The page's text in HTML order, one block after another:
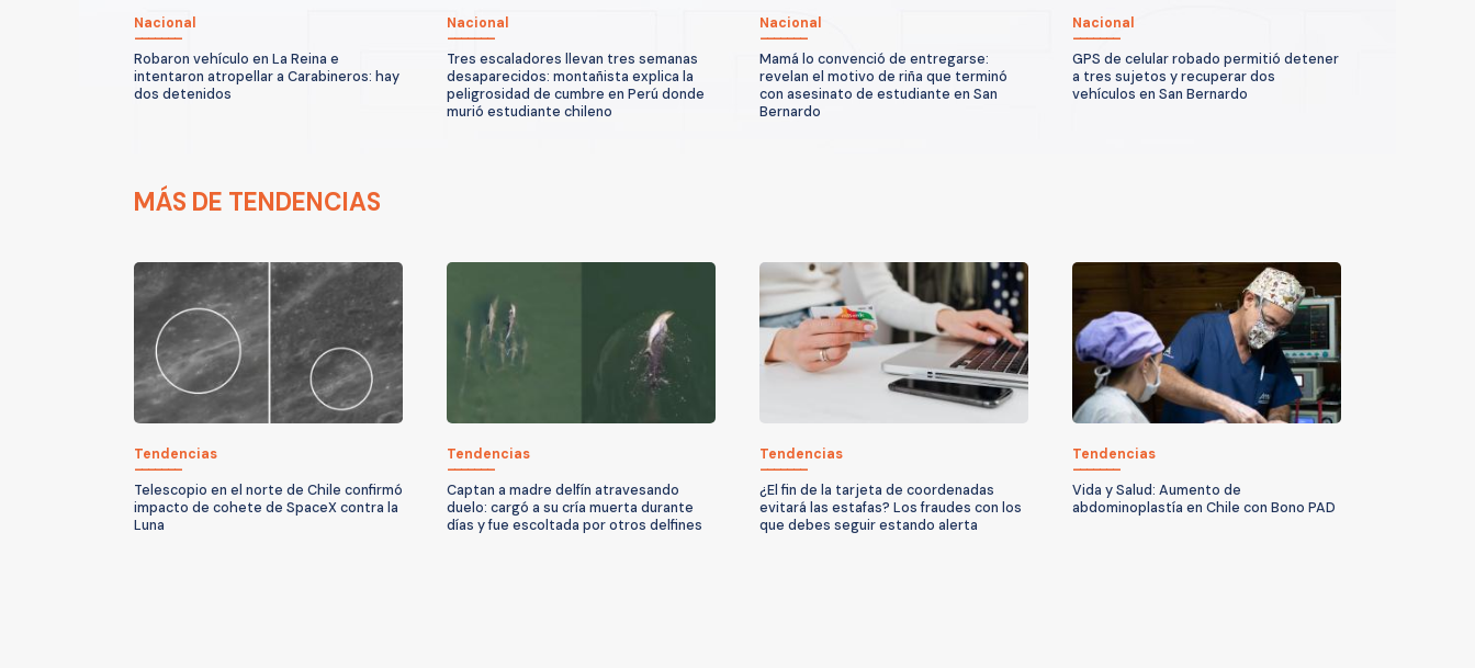
Nacional
Robaron vehículo en La Reina e
intentaron atropellar a Carabineros: hay
dos detenidos
Nacional
Tres escaladores llevan tres semanas
desaparecidos: montañista explica la
peligrosidad de cumbre en Perú donde
murió estudiante chileno
Nacional
Mamá lo convenció de entregarse:
revelan el motivo de riña que terminó
con asesinato de estudiante en San
Bernardo
Nacional
GPS de celular robado permitió detener
a tres sujetos y recuperar dos
vehículos en San Bernardo
MÁS DE TENDENCIAS
Tendencias
Telescopio en el norte de Chile confirmó
impacto de cohete de SpaceX contra la
Luna
Tendencias
Captan a madre delfín atravesando
duelo: cargó a su cría muerta durante
días y fue escoltada por otros delfines
Tendencias
¿El fin de la tarjeta de coordenadas
evitará las estafas? Los fraudes con los
que debes seguir estando alerta
Tendencias
Vida y Salud: Aumento de
abdominoplastía en Chile con Bono PAD